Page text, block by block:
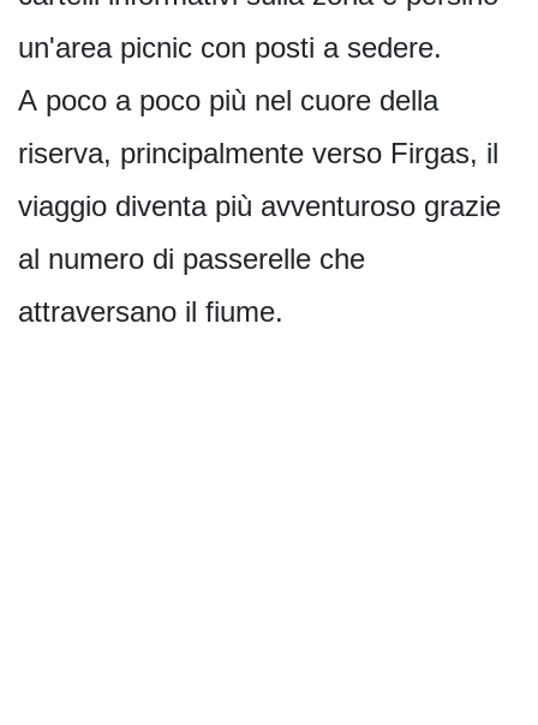
un'area picnic con posti a sedere.
A poco a poco più nel cuore della
riserva, principalmente verso Firgas, il
viaggio diventa più avventuroso grazie
al numero di passerelle che
attraversano il fiume.